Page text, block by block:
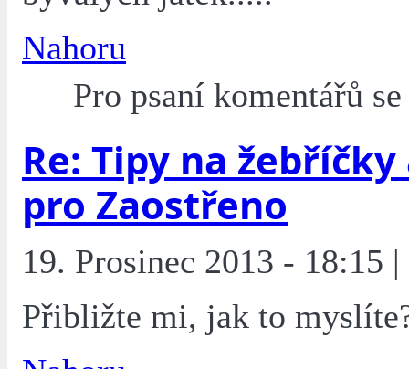
Nahoru
Pro psaní komentářů
Re: Tipy na
pro Zaostřeno
19. Prosinec 2013 - 18:15 |
Přibližte mi, jak to